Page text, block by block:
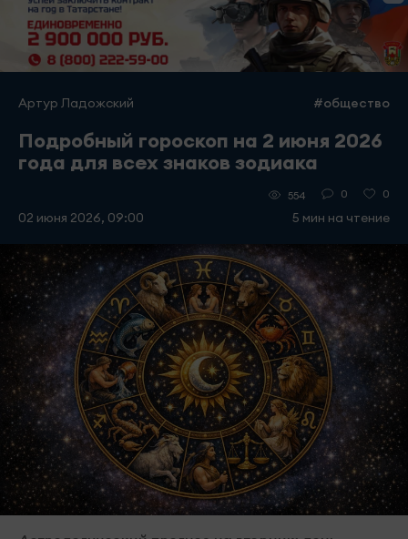
Артур Ладожский #общество
Подробный гороскоп на 2 июня 2026
года для всех знаков зодиака
02 июня 2026, 09:00
554 0 0
5 мин на чтение